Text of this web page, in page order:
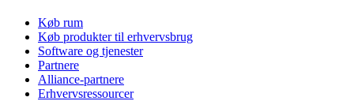
Køb rum
Køb produkter til erhvervsbrug
Software og tjenester
Partnere
Alliance-partnere
Erhvervsressourcer